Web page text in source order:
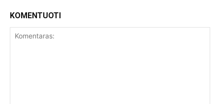
KOMENTUOTI